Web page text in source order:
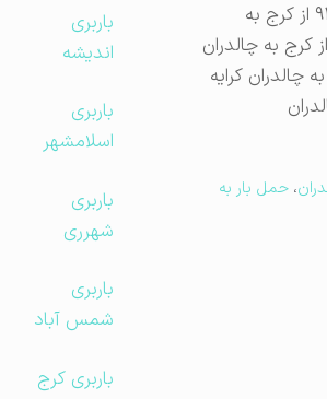
۹۱۱ از کرج به
به چالدران
کرایه
حمل بار به
باربری
اندیشه
باربری
اسلامشهر
باربری
شهرری
باربری
شمس آباد
باربری کرج